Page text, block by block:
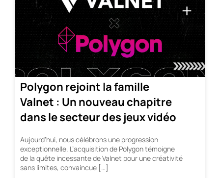
Polygon rejoint la famille
Valnet : Un nouveau chapitre
dans le secteur des jeux vidéo
Aujourd’hui, nous célébrons une progression
exceptionnelle. L’acquisition de Polygon témoigne
de la quête incessante de Valnet pour une créativité
sans limites, convaincue […]